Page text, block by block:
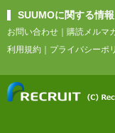
SUUMOに関する情報
お問い合わせ
購読メルマ
利用規約
プライバシーポ